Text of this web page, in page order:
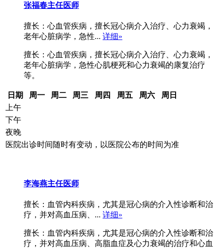
张福春主任医师
擅长：心血管疾病，擅长冠心病介入治疗、心力衰竭，
老年心脏病学，急性... 详细»
擅长：心血管疾病，擅长冠心病介入治疗、心力衰竭，
老年心脏病学，急性心肌梗死和心力衰竭的康复治疗
等。
日期 周一 周二 周三 周四 周五 周六
周日
上午
下午
夜晚
医院出诊时间随时有变动，以医院公布的时间为准
李海燕主任医师
擅长：血管内科疾病，尤其是冠心病的介入性诊断和治
疗，并对高血压病、... 详细»
擅长：血管内科疾病，尤其是冠心病的介入性诊断和治
疗，并对高血压病、高脂血症及心力衰竭的治疗和心血